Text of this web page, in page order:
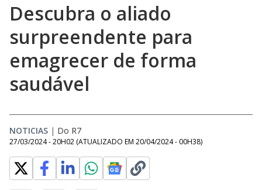
Descubra o aliado
surpreendente para
emagrecer de forma
saudável
NOTICIAS | Do R7
27/03/2024 - 20H02 (ATUALIZADO EM 20/04/2024 - 00H38)